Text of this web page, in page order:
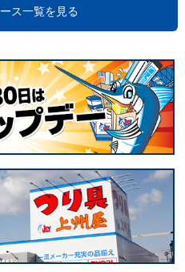
ス一覧を見る